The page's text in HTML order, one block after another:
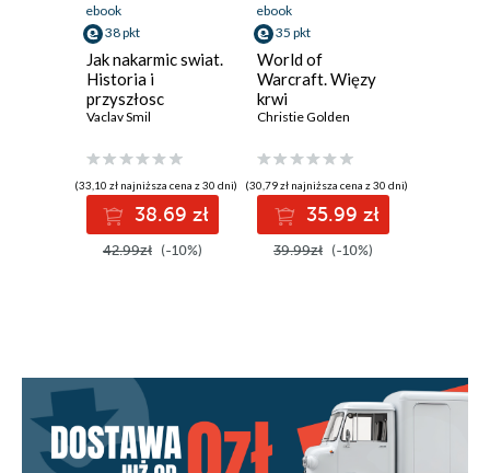
ebook
38 pkt
Jak nakarmic swiat.
Historia i
przyszłosc
zywnosci
Vaclav Smil
(33,10 zł najniższa cena z 30 dni)
38.69 zł
42.99zł (-10%)
ebook
35 pkt
World of
Warcraft. Więzy
krwi
Christie Golden
(30,79 zł najniższa cena z 30 dni)
35.99 zł
39.99zł (-10%)